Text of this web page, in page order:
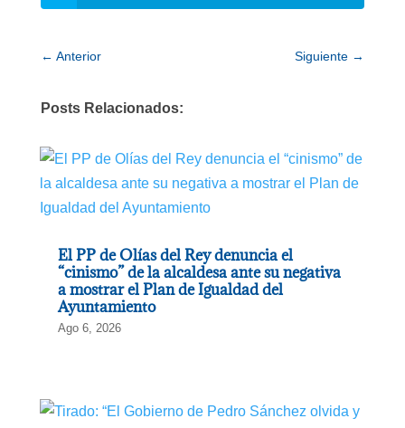
← Anterior Siguiente →
Posts Relacionados:
El PP de Olías del Rey denuncia el
“cinismo” de la alcaldesa ante su negativa
a mostrar el Plan de Igualdad del
Ayuntamiento
Ago 6, 2026